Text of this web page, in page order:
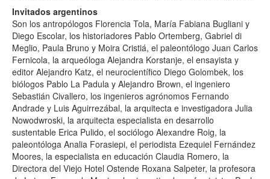
Invitados argentinos
Son los antropólogos Florencia Tola, María Fabiana Bugliani y
Diego Escolar, los historiadores Pablo Ortemberg, Gabriel di
Meglio, Paula Bruno y Moira Cristiá, el paleontólogo Juan Carlos
Fernicola, la arqueóloga Alejandra Korstanje, el ensayista y
editor Alejandro Katz, el neurocientífico Diego Golombek, los
biólogos Pablo La Padula y Alejandro Brown, el ingeniero
Sebastián Civallero, los ingenieros agrónomos Fernando
Andrade y Luis Aguirrezábal, la arquitecta e investigadora Julia
Nowodwroski, la arquitecta especialista en desarrollo
sustentable Erica Pulido, el sociólogo Alexandre Roig, la
paleontóloga Analia Forasiepi, el periodista Ezequiel Fernández
Moores, la especialista en educación Claudia Romero, la
Directora del Viejo Hotel Ostende Roxana Salpeter, la profesora